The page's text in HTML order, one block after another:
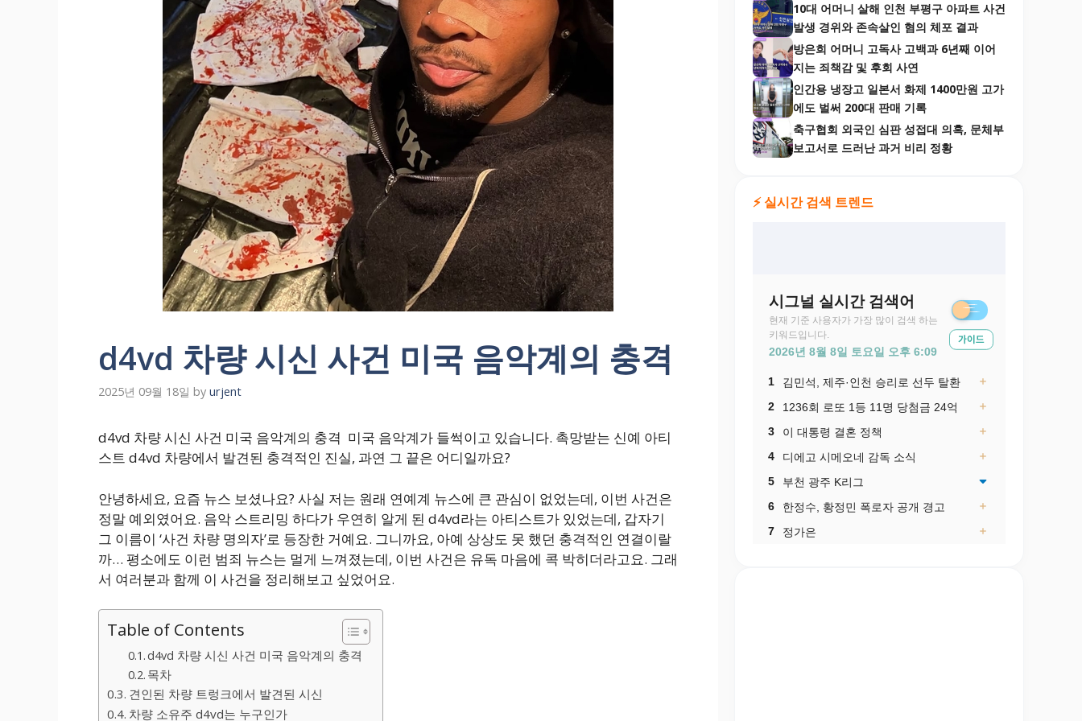
d4vd 차량 시신 사건 미국 음악계의 충격
2025년 09월 18일 by urjent
d4vd 차량 시신 사건 미국 음악계의 충격 미국 음악계가 들썩이고 있습니다. 촉망받는 신예 아티
스트 d4vd 차량에서 발견된 충격적인 진실, 과연 그 끝은 어디일까요?
안녕하세요, 요즘 뉴스 보셨나요? 사실 저는 원래 연예계 뉴스에 큰 관심이 없었는데, 이번 사건은
정말 예외였어요. 음악 스트리밍 하다가 우연히 알게 된 d4vd라는 아티스트가 있었는데, 갑자기
그 이름이 ‘사건 차량 명의자’로 등장한 거예요. 그니까요, 아예 상상도 못 했던 충격적인 연결이랄
까… 평소에도 이런 범죄 뉴스는 멀게 느껴졌는데, 이번 사건은 유독 마음에 콕 박히더라고요. 그래
서 여러분과 함께 이 사건을 정리해보고 싶었어요.
Table of Contents
d4vd 차량 시신 사건 미국 음악계의 충격
목차
견인된 차량 트렁크에서 발견된 시신
차량 소유주 d4vd는 누구인가
10대 어머니 살해 인천 부평구 아파트 사건
발생 경위와 존속살인 혐의 체포 결과
방은희 어머니 고독사 고백과 6년째 이어
지는 죄책감 및 후회 사연
인간용 냉장고 일본서 화제 1400만원 고가
에도 벌써 200대 판매 기록
축구협회 외국인 심판 성접대 의혹, 문체부
보고서로 드러난 과거 비리 정황
⚡ 실시간 검색 트렌드